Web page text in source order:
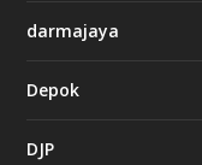
darmajaya
Depok
DJP